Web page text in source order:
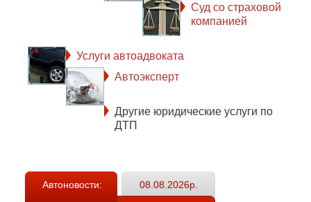
Суд со страховой
компанией
Услуги автоадвоката
Автоэксперт
Другие юридические услуги по
ДТП
Автоновости: 08.08.2026р.